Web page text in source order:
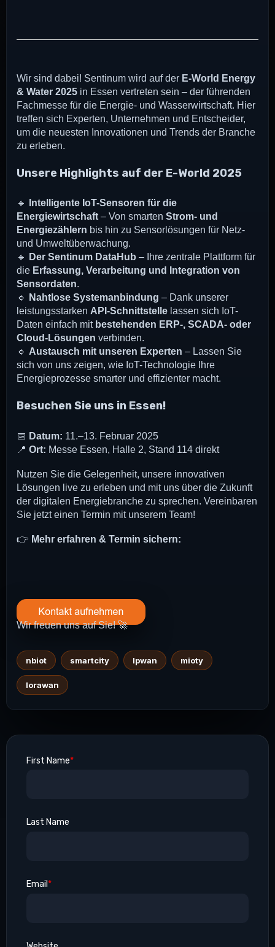
Wir sind dabei! Sentinum wird auf der E-World Energy
& Water 2025 in Essen vertreten sein – der führenden
Fachmesse für die Energie- und Wasserwirtschaft. Hier
treffen sich Experten, Unternehmen und Entscheider,
um die neuesten Innovationen und Trends der Branche
zu erleben.
Unsere Highlights auf der E-World 2025
🔹
Intelligente IoT-Sensoren für die
Energiewirtschaft – Von smarten Strom- und
Energiezählern bis hin zu Sensorlösungen für Netz-
und Umweltüberwachung.
🔹
Der Sentinum DataHub – Ihre zentrale Plattform für
die Erfassung, Verarbeitung und Integration von
Sensordaten.
🔹
Nahtlose Systemanbindung – Dank unserer
leistungsstarken API-Schnittstelle lassen sich IoT-
Daten einfach mit bestehenden ERP-, SCADA- oder
Cloud-Lösungen verbinden.
🔹 Austausch mit unseren Experten – Lassen Sie
sich von uns zeigen, wie IoT-Technologie Ihre
Energieprozesse smarter und effizienter macht.
Besuchen Sie uns in Essen!
📅 Datum: 11.–13. Februar 2025
📍 Ort: Messe Essen, Halle 2, Stand 114 direkt
Nutzen Sie die Gelegenheit, unsere innovativen
Lösungen live zu erleben und mit uns über die Zukunft
der digitalen Energiebranche zu sprechen. Vereinbaren
Sie jetzt einen Termin mit unserem Team!
👉 Mehr erfahren & Termin sichern:
Wir freuen uns auf Sie! 🚀
nbiot smartcity lpwan mioty
lorawan
First Name*
Last Name
Email *